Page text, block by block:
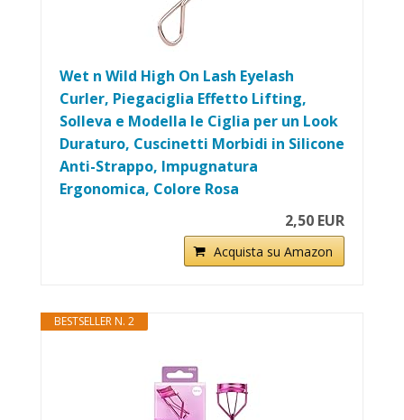
Wet n Wild High On Lash Eyelash
Curler, Piegaciglia Effetto Lifting,
Solleva e Modella le Ciglia per un Look
Duraturo, Cuscinetti Morbidi in Silicone
Anti-Strappo, Impugnatura
Ergonomica, Colore Rosa
2,50 EUR
Acquista su Amazon
BESTSELLER N. 2